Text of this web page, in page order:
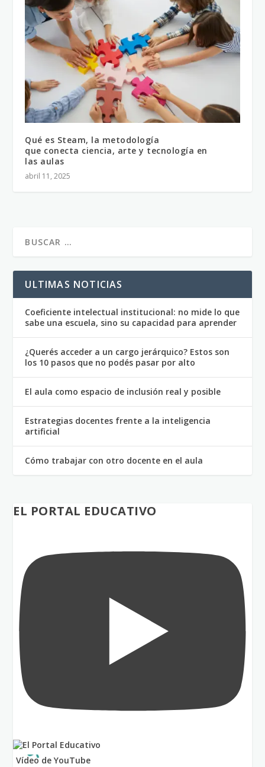
Qué es Steam, la metodología
que conecta ciencia, arte y tecnología en
las aulas
abril 11, 2025
ULTIMAS NOTICIAS
Coeficiente intelectual institucional: no mide lo que
sabe una escuela, sino su capacidad para aprender
¿Querés acceder a un cargo jerárquico? Estos son
los 10 pasos que no podés pasar por alto
El aula como espacio de inclusión real y posible
Estrategias docentes frente a la inteligencia
artificial
Cómo trabajar con otro docente en el aula
EL PORTAL EDUCATIVO
Vídeo de YouTube